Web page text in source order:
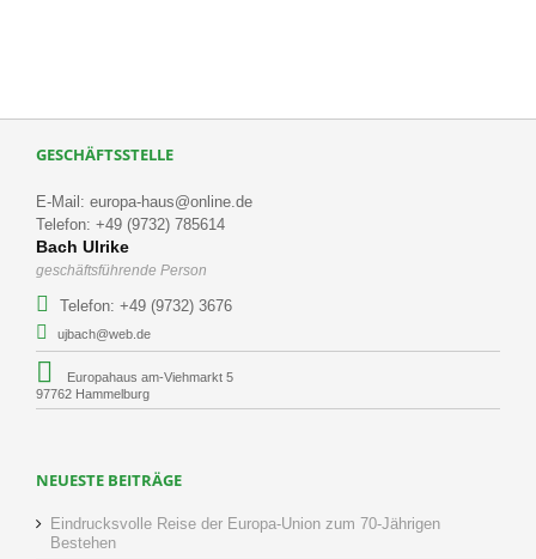
GESCHÄFTSSTELLE
E-Mail: europa-haus@online.de
Telefon: +49 (9732) 785614
Bach Ulrike
geschäftsführende Person
Telefon: +49 (9732) 3676
ujbach@web.de
Europahaus am-Viehmarkt 5
97762 Hammelburg
NEUESTE BEITRÄGE
Eindrucksvolle Reise der Europa-Union zum 70-Jährigen
Bestehen